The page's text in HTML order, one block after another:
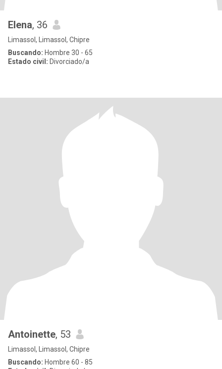
Elena, 36
Limassol, Limassol, Chipre
Buscando: Hombre 30 - 65
Estado civil: Divorciado/a
Antoinette, 53
Limassol, Limassol, Chipre
Buscando: Hombre 60 - 85